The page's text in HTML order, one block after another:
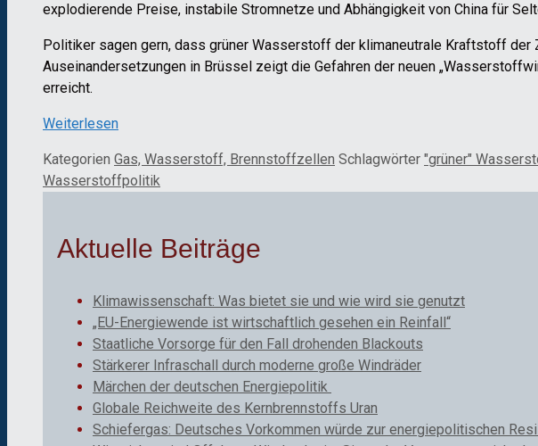
explodierende Preise, instabile Stromnetze und Abhängigkeit von China für
Politiker sagen gern, dass grüner Wasserstoff der klimaneutrale Kraftstoff der
Auseinandersetzungen in Brüssel zeigt die Gefahren der neuen
erreicht.
Weiterlesen
Kategorien Gas, Wasserstoff, Brennstoffzellen Schlagwörter "grüner"
Wasserstoffpolitik
Aktuelle Beiträge
Klimawissenschaft: Was bietet sie und wie wird sie genutzt
„EU-Energiewende ist wirtschaftlich gesehen ein Reinfall“
Staatliche Vorsorge für den Fall drohenden Blackouts
Stärkerer Infraschall durch moderne große Windräder
Märchen der deutschen Energiepolitik
Globale Reichweite des Kernbrennstoffs Uran
Schiefergas: Deutsches Vorkommen würde zur energiepolitischen